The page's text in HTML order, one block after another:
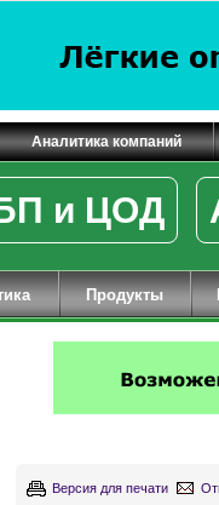
Аналитика компаний
и ЦОД
Продукты
Версия для печати